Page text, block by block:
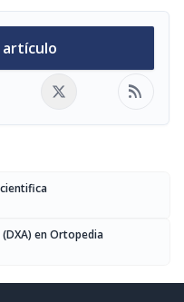
artículo
rss_feed
en Ortopedia